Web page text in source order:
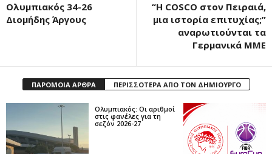
Ολυμπιακός 34-26
Διομήδης Άργους
“Η COSCO στον Πειραιά,
μια ιστορία επιτυχίας;”
αναρωτιούνται τα
Γερμανικά ΜΜΕ
ΠΑΡΟΜΟΙΑ ΑΡΘΡΑ ΠΕΡΙΣΣΟΤΕΡΑ ΑΠΟ ΤΟΝ ΔΗΜΙΟΥΡΓΟ
Ολυμπιακός: Οι αριθμοί
στις φανέλες για τη
σεζόν 2026-27